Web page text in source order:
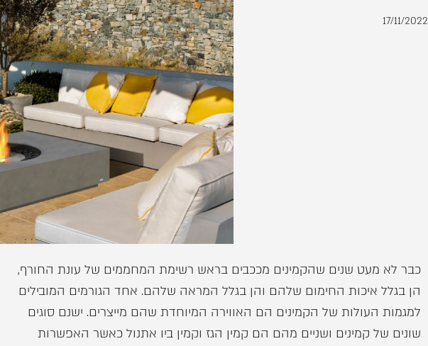
17/11/2022
כבר לא מעט שנים שהקמינים מככבים בראש רשימת המחממים של עונת החורף,
הן בגלל איכות החימום שלהם והן בגלל המראה שלהם. אחד הגורמים המובילים
למגמות העולות של הקמינים הם האווירה המיוחדת שהם מייצרים. ישנם סוגים
שונים של קמינים ושניים מהם הם קמין הגז וקמין ביו אתנול כאשר האפשרות